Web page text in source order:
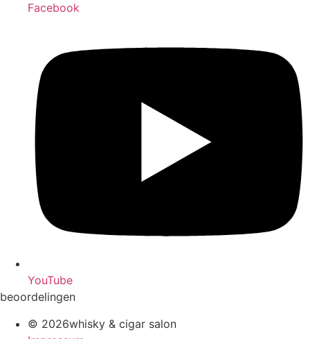
Facebook
YouTube
beoordelingen
© 2026whisky & cigar salon